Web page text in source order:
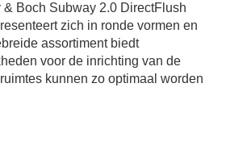
Boch Subway 2.0 DirectFlush
zich in ronde vormen en
assortiment biedt
voor de inrichting van de
kunnen zo optimaal worden